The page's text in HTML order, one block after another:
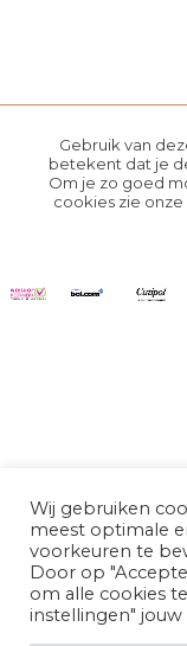
Gebruik van
betekent dat je
Om je zo goed
cookies zie onze
Wij gebruiken
meest optimale
voorkeuren te
Door op
om alle cookies
instellingen"